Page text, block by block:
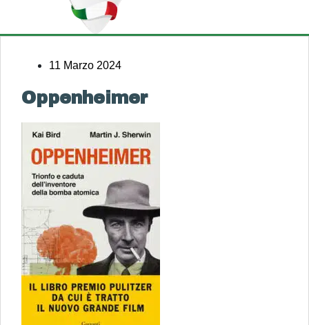
11 Marzo 2024
Oppenheimer